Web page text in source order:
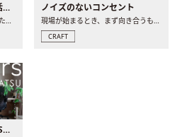
動かせない柱はおしゃれに活用！柱を魅せるリノベーション(リノベ)4選
間取り変更を検討する際に、たびたび皆さんの頭を悩ませる動か..
ノイズのないコンセント
現場が始まるとき、まず向き合うものの一つがコンセントです..
CRAFT
INDEX｜Mr.&Mrs. KOMATSU renovation diary